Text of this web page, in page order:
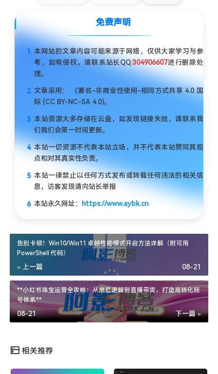
免费声明
本网站的文章内容可能来源于网络，仅供大家学习与参
考，如有侵权，请联系站长QQ:304906607进行删除处
理。
文章采用： 《署名-非商业性使用-相同方式共享 4.0 国
际 (CC BY-NC-SA 4.0)。
本站资源大多存储在云盘，如发现链接失效，请联系我
们我们会第一时间更新。
本站一切资源不代表本站立场，并不代表本站赞同其观
点和对其真实性负责。
本站一律禁止以任何方式发布或转载任何违法的相关信
息，访客发现请向站长举报
本站永久网址： https://www.aybk.cn
告别卡顿！Win10/Win11 卓越性能模式开启方法详解（附可用
PowerShell 代码）
« 上一篇 08-21
**小红书珠宝运营全攻略：从底层逻辑到直播带货，打造高转化账
号体系**
下一篇 »
08-21
相关推荐